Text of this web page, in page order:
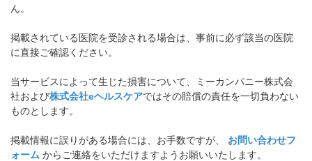
ん。
掲載されている医院を受診される場合は、事前に必ず該当の医院
に直接ご確認ください。
当サービスによって生じた損害について、ミーカンパニー株式会
社および株式会社eヘルスケアではその賠償の責任を一切負わない
ものとします。
掲載情報に誤りがある場合には、お手数ですが、
お問い合わせフ
ォーム からご連絡をいただけますようお願いいたします。